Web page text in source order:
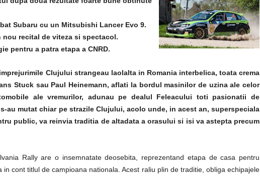
Subaru cu un Mitsubishi Lancer Evo 9.
recital de viteza si spectacol.
pentru a patra etapa a CNRD.
Clujului strangeau laolalta in Romania interbelica, toata crema
Stuck sau Paul Heinemann, aflati la bordul masinilor de uzina ale celor
ale vremurilor, adunau pe dealul Feleacului toti pasionatii de
au mutat chiar pe strazile Clujului, acolo unde, in acest an, superspeciala
public, va reinvia traditia de altadata a orasului si isi va astepta precum
Rally are o insemnatate deosebita, reprezentand etapa de casa pentru
cont titlul de campioana nationala. Acest raliu plin de traditie, obliga echipajele